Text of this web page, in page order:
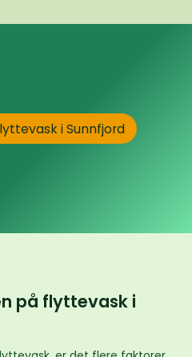
i Sunnfjord
på flyttevask i